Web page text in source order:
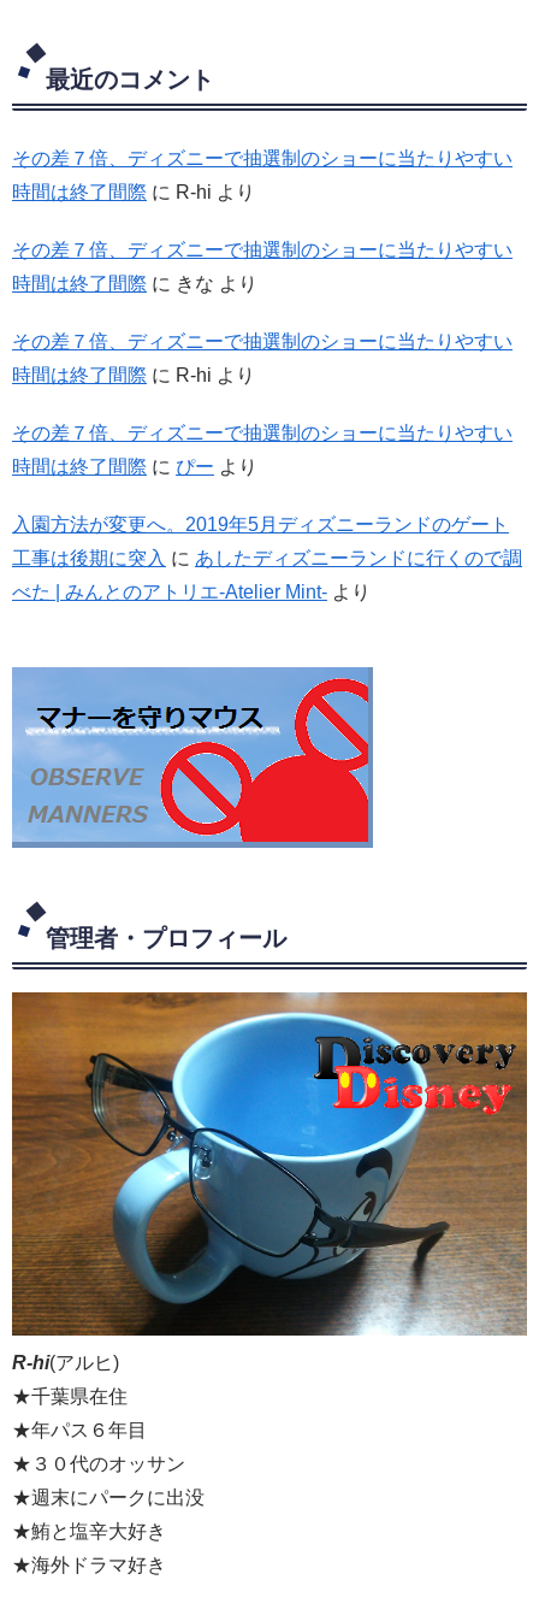
最近のコメント
その差７倍、ディズニーで抽選制のショーに当たりやすい
時間は終了間際 に R-hi より
その差７倍、ディズニーで抽選制のショーに当たりやすい
時間は終了間際 に きな より
その差７倍、ディズニーで抽選制のショーに当たりやすい
時間は終了間際 に R-hi より
その差７倍、ディズニーで抽選制のショーに当たりやすい
時間は終了間際 に ぴー より
入園方法が変更へ。2019年5月ディズニーランドのゲート
工事は後期に突入 に あしたディズニーランドに行くので調
べた | みんとのアトリエ-Atelier Mint- より
管理者・プロフィール
R-hi(アルヒ)
★千葉県在住
★年パス６年目
★３０代のオッサン
★週末にパークに出没
★鮪と塩辛大好き
★海外ドラマ好き